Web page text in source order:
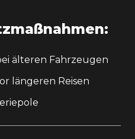
älteren Fahrzeugen
längeren Reisen